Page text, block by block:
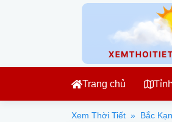
Trang chủ
Xem Thời Tiết » Bắc Kạn